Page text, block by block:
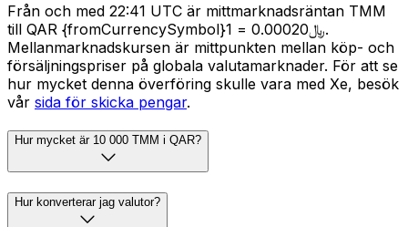
Från och med 22:41 UTC är mittmarknadsräntan TMM
till QAR {fromCurrencySymbol}1 = ﷼0.00020.
Mellanmarknadskursen är mittpunkten mellan köp- och
försäljningspriser på globala valutamarknader. För att se
hur mycket denna överföring skulle vara med Xe, besök
vår sida för skicka pengar.
Hur mycket är 10 000 TMM i QAR?
Hur konverterar jag valutor?